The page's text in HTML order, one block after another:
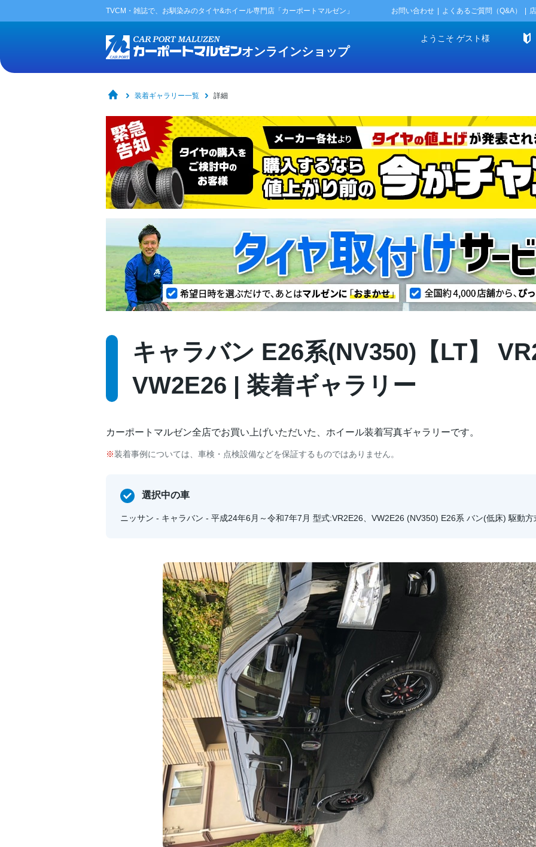
TVCM・雑誌で、お馴染みのタイヤ&ホイール専門店「カーポートマルゼン」 お問い合わせ よくあるご質問（Q&A）
オンラインショップ
ようこそ ゲスト様
装着ギャラリー一覧 詳細
キャラバン E26系(NV350)【LT】
VW2E26 | 装着ギャラリー
カーポートマルゼン全店でお買い上げいただいた、ホイール装着写真ギャラリーです。
装着事例については、車検・点検設備などを保証するものではありません。
選択中の車
ニッサン - キャラバン - 平成24年6月～令和7年7月 型式:VR2E26、VW2E26 (NV350) E26系 バン(低床) 駆動方